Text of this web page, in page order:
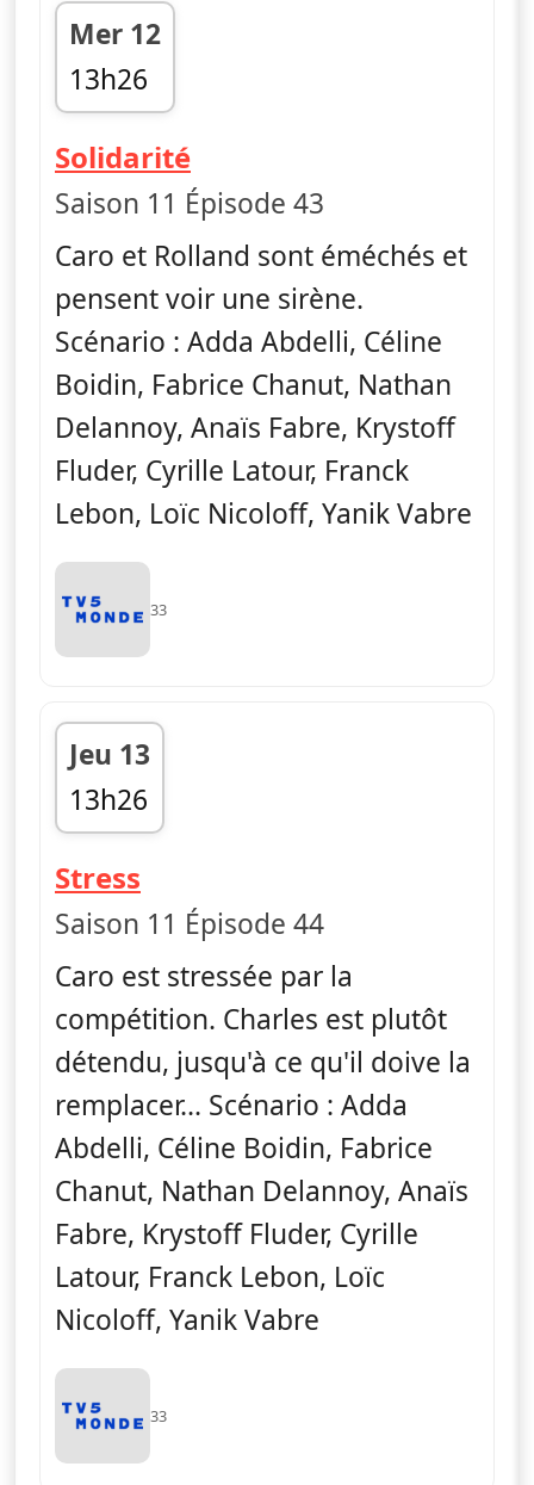
Mer 12
13h26
fin 13h30
Solidarité— Vestiaires
Saison 11 Épisode 43
Caro et Rolland sont éméchés et
pensent voir une sirène.
Scénario : Adda Abdelli, Céline
Boidin, Fabrice Chanut, Nathan
Delannoy, Anaïs Fabre, Krystoff
Fluder, Cyrille Latour, Franck
Lebon, Loïc Nicoloff, Yanik Vabre
33
Jeu 13
13h26
fin 13h30
Stress
Saison 11 Épisode 44
Caro est stressée par la
compétition. Charles est plutôt
détendu, jusqu'à ce qu'il doive la
remplacer... Scénario : Adda
Abdelli, Céline Boidin, Fabrice
Chanut, Nathan Delannoy, Anaïs
Fabre, Krystoff Fluder, Cyrille
Latour, Franck Lebon, Loïc
Nicoloff, Yanik Vabre
33